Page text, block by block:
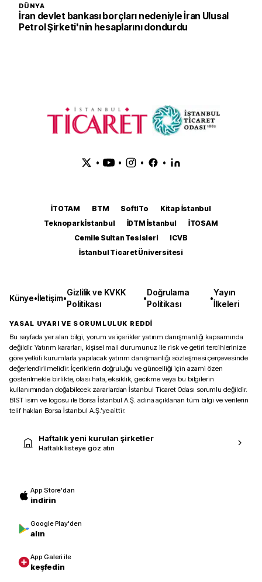
DÜNYA
İran devlet bankası borçları nedeniyle İran Ulusal
Petrol Şirketi'nin hesaplarını dondurdu
• • • •
İTOTAM BTM SoftITo
Kitap İstanbul
Teknopark İstanbul
İDTM İstanbul
İTOSAM
Cemile Sultan Tesisleri
ICVB
İstanbul Ticaret Üniversitesi
Künye•İletişim•
Gizlilik ve KVKK
Politikası
•
Doğrulama
Politikası
•
Yayın
İlkeleri
YASAL UYARI VE SORUMLULUK REDDİ
Bu sayfada yer alan bilgi, yorum ve içerikler yatırım danışmanlığı kapsamında
değildir. Yatırım kararları, kişisel mali durumunuz ile risk ve getiri tercihlerinize
göre yetkili kurumlarla yapılacak yatırım danışmanlığı sözleşmesi çerçevesinde
değerlendirilmelidir. İçeriklerin doğruluğu ve güncelliği için azami özen
gösterilmekle birlikte, olası hata, eksiklik, gecikme veya bu bilgilerin
kullanımından doğabilecek zararlardan İstanbul Ticaret Odası sorumlu değildir.
BIST isim ve logosu ile Borsa İstanbul A.Ş. adına açıklanan tüm bilgi ve verilerin
telif hakları Borsa İstanbul A.Ş.’ye aittir.
Haftalık yeni kurulan şirketler
Haftalık listeye göz atın
App Store'dan
indirin
Google Play'den
alın
App Galeri ile
keşfedin